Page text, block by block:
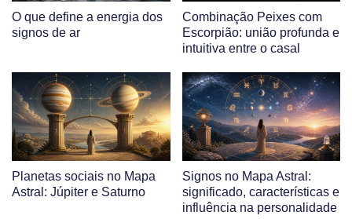
O que define a energia dos
signos de ar
Combinação Peixes com
Escorpião: união profunda e
intuitiva entre o casal
Planetas sociais no Mapa
Astral: Júpiter e Saturno
Signos no Mapa Astral:
significado, características e
influência na personalidade